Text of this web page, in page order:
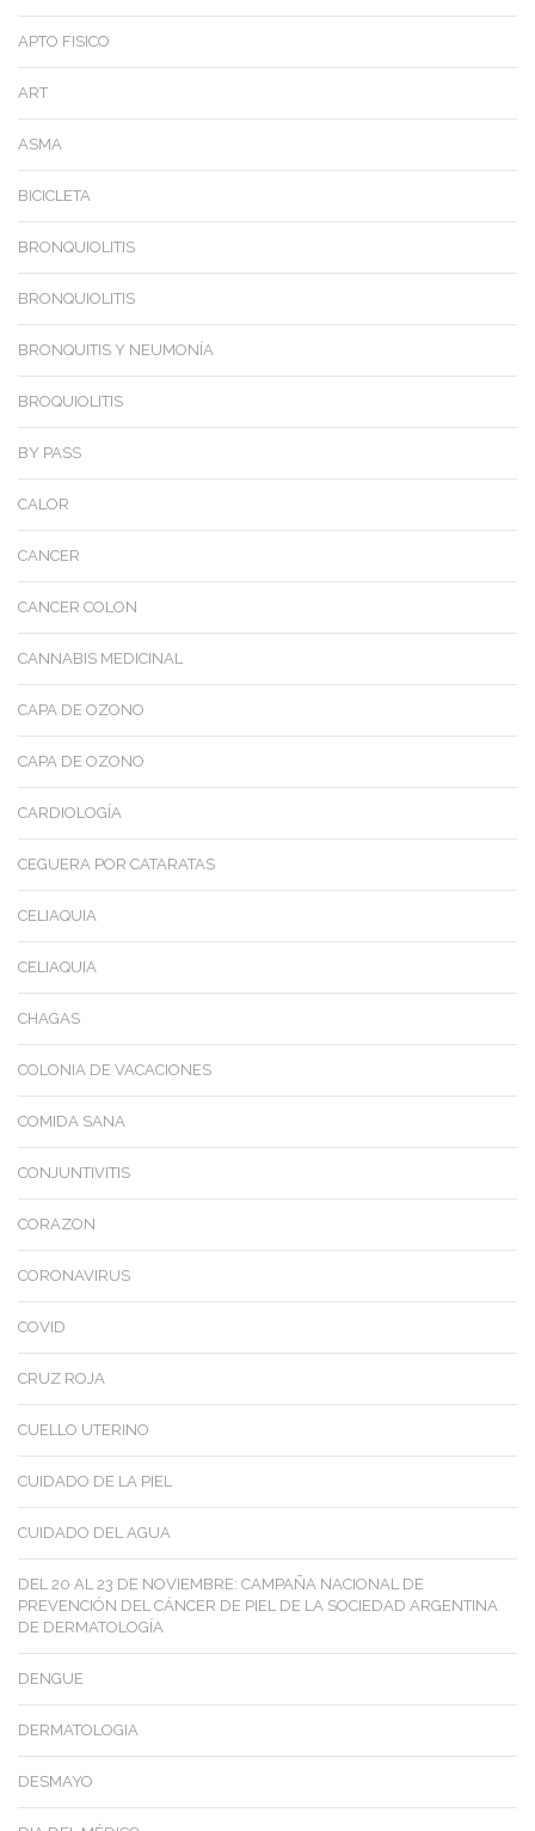
APTO FISICO
ART
ASMA
BICICLETA
BRONQUIOLITIS
BRONQUIOLITIS
BRONQUITIS Y NEUMONÍA
BROQUIOLITIS
BY PASS
CALOR
CANCER
CANCER COLON
CANNABIS MEDICINAL
CAPA DE OZONO
CAPA DE OZONO
CARDIOLOGÍA
CEGUERA POR CATARATAS
CELIAQUIA
CELIAQUIA
CHAGAS
COLONIA DE VACACIONES
COMIDA SANA
CONJUNTIVITIS
CORAZON
CORONAVIRUS
COVID
CRUZ ROJA
CUELLO UTERINO
CUIDADO DE LA PIEL
CUIDADO DEL AGUA
DEL 20 AL 23 DE NOVIEMBRE: CAMPAÑA NACIONAL DE
PREVENCIÓN DEL CÁNCER DE PIEL DE LA SOCIEDAD ARGENTINA
DE DERMATOLOGÍA
DENGUE
DERMATOLOGIA
DESMAYO